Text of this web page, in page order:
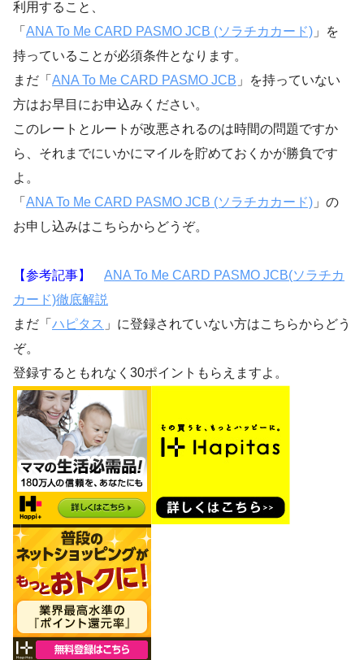
利用すること、
「 ANA To Me CARD PASMO JCB (ソラチカカード) 」を
持っていることが必須条件となります。
まだ「 ANA To Me CARD PASMO JCB 」を持っていない
方はお早目にお申込みください。
このレートとルートが改悪されるのは時間の問題ですか
ら、それまでにいかにマイルを貯めておくかが勝負です
よ。
「 ANA To Me CARD PASMO JCB (ソラチカカード) 」の
お申し込みはこちらからどうぞ。
【参考記事】
ANA To Me CARD PASMO JCB(ソラチカ
カード)徹底解説
まだ「 ハピタス 」に登録されていない方はこちらからどう
ぞ。
登録するともれなく30ポイントもらえますよ。